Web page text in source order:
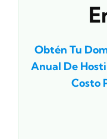
Obtén Tu
Anual De
Costo